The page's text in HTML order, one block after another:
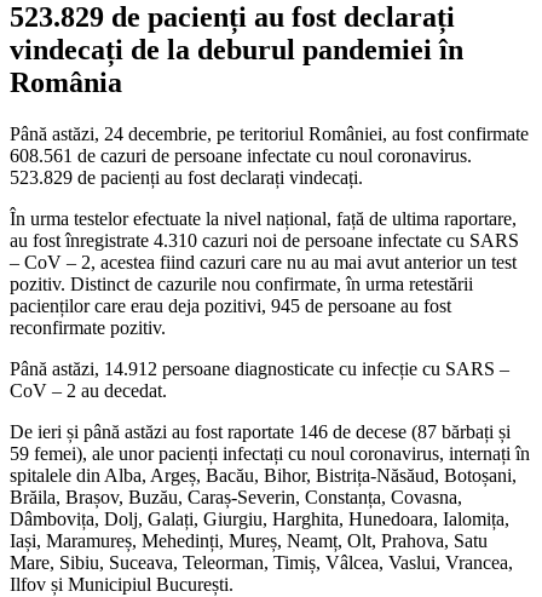
523.829 de pacienți au fost declarați
vindecați de la deburul pandemiei în
România
Până astăzi, 24 decembrie, pe teritoriul României, au fost confirmate
608.561 de cazuri de persoane infectate cu noul coronavirus.
523.829 de pacienți au fost declarați vindecați.
În urma testelor efectuate la nivel național, față de ultima raportare,
au fost înregistrate 4.310 cazuri noi de persoane infectate cu SARS
– CoV – 2, acestea fiind cazuri care nu au mai avut anterior un test
pozitiv. Distinct de cazurile nou confirmate, în urma retestării
pacienților care erau deja pozitivi, 945 de persoane au fost
reconfirmate pozitiv.
Până astăzi, 14.912 persoane diagnosticate cu infecție cu SARS –
CoV – 2 au decedat.
De ieri și până astăzi au fost raportate 146 de decese (87 bărbați și
59 femei), ale unor pacienți infectați cu noul coronavirus, internați în
spitalele din Alba, Argeș, Bacău, Bihor, Bistrița-Năsăud, Botoșani,
Brăila, Brașov, Buzău, Caraș-Severin, Constanța, Covasna,
Dâmbovița, Dolj, Galați, Giurgiu, Harghita, Hunedoara, Ialomița,
Iași, Maramureș, Mehedinți, Mureș, Neamț, Olt, Prahova, Satu
Mare, Sibiu, Suceava, Teleorman, Timiș, Vâlcea, Vaslui, Vrancea,
Ilfov și Municipiul București.